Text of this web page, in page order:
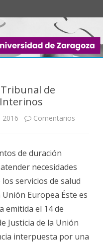
de
2016 Comentarios
de duración
necesidades
servicios de salud
Europea Éste es
emitida el 14 de
Justicia de la Unión
interpuesta por una